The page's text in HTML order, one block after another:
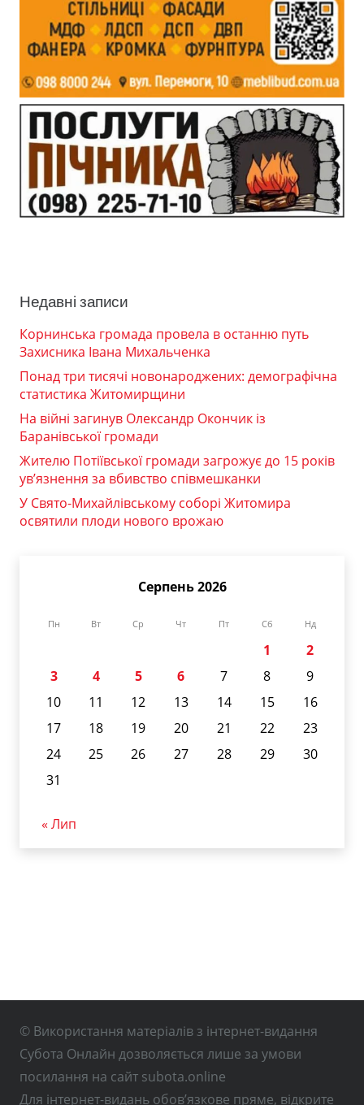
Недавні записи
Корнинська громада провела в останню путь
Захисника Івана Михальченка
Понад три тисячі новонароджених: демографічна
статистика Житомирщини
На війні загинув Олександр Окончик із
Баранівської громади
Жителю Потіївської громади загрожує до 15 років
ув’язнення за вбивство співмешканки
У Свято-Михайлівському соборі Житомира
освятили плоди нового врожаю
Серпень 2026
Пн Вт Ср Чт Пт Сб Нд
1
2
3
4 5 6 7 8
9
10
11 12 13 14 15
16
17
18 19 20 21 22
23
24
25 26 27 28 29
30
31
« Лип
© Використання матеріалів з інтернет-видання
Субота Онлайн дозволяється лише за умови
посилання на сайт subota.online
Для інтернет-видань обов’язкове пряме, відкрите